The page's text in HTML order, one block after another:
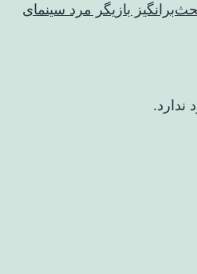
بازیگر مرد سینمای
ندارد.